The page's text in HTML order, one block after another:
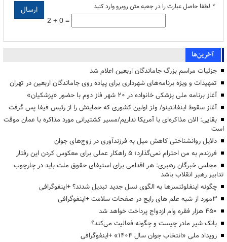
* لطفا حاصل عبارت را در جعبه متن روبرو وارد کنید
2 + 0 =
آخرین‌ها
جزئیات مراسم بزرگ جاماندگان اربعین اعلام شد
تمهیدات و ویژه برنامه‌های شهرداری برای پیاده روی جاماندگان اربعین در تهران
آغاز برنامه ملی پزشکی خانواده در ۲۰ شهر فاز دوم با حضور «پزشکیان»
آغاز سقوط اینفانتینو/ ولز اولین کشوری که حمایتش را از رئیس فیفا پس گرفت
بقایی: الان مذاکره‌ای با آمریکا نداریم/مسیر کشتیرانی مورد مذاکره با عمان موقت
است
دلایل روانشناختی کاهش میل به فرزندآوری در زوج‌های جوان
فرزندم به من احترام نمی‌گذارد؛ ۵ راهکار عملی برای معکوس کردن این رفتار
مجلس خبرگان رهبری: هر اقدامی برای استیفای حقوق ملت باید در چارچوب
تدابیر رهبر انقلاب باشد
چگونه اینفلوئنسرها به الگوی نسل جدید تبدیل شدند؟ +اینفوگرافی
3مورد از شبه علم های رایج در صفحات سلامت +اینفوگرافی
۴۵۰ هزار فقره وام ازدواج پرداخت خواهد شد
بانک شیر مادر چیست و چگونه فعالیت می‌کند؟
رویداد ملی «انتخاب جوان سال ۱۴۰۴» +اینفوگرافی